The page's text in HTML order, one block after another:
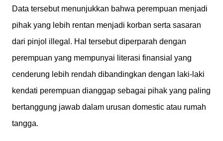
Data tersebut menunjukkan bahwa perempuan menjadi
pihak yang lebih rentan menjadi korban serta sasaran
dari pinjol illegal. Hal tersebut diperparah dengan
perempuan yang mempunyai literasi finansial yang
cenderung lebih rendah dibandingkan dengan laki-laki
kendati perempuan dianggap sebagai pihak yang paling
bertanggung jawab dalam urusan domestic atau rumah
tangga.